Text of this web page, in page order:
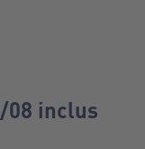
08 inclus